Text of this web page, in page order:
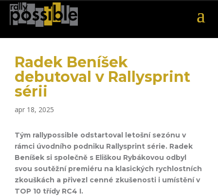
Radek Beníšek
debutoval v Rallysprint
sérii
apr 18, 2025
Tým rallypossible odstartoval letošní sezónu v
rámci úvodního podniku Rallysprint série. Radek
Beníšek si společně s Eliškou Rybákovou odbyl
svou soutěžní premiéru na klasických rychlostních
zkouškách a přivezl cenné zkušenosti i umístění v
TOP 10 třídy RC4 I.